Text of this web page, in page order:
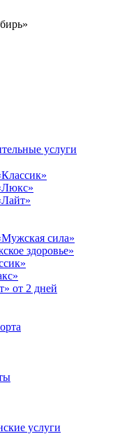
услуги
сила»
здоровье»
от 2 дней
услуги